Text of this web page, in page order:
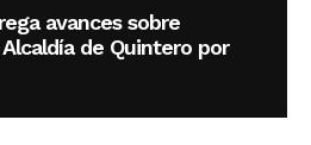
avances sobre
de Quintero por